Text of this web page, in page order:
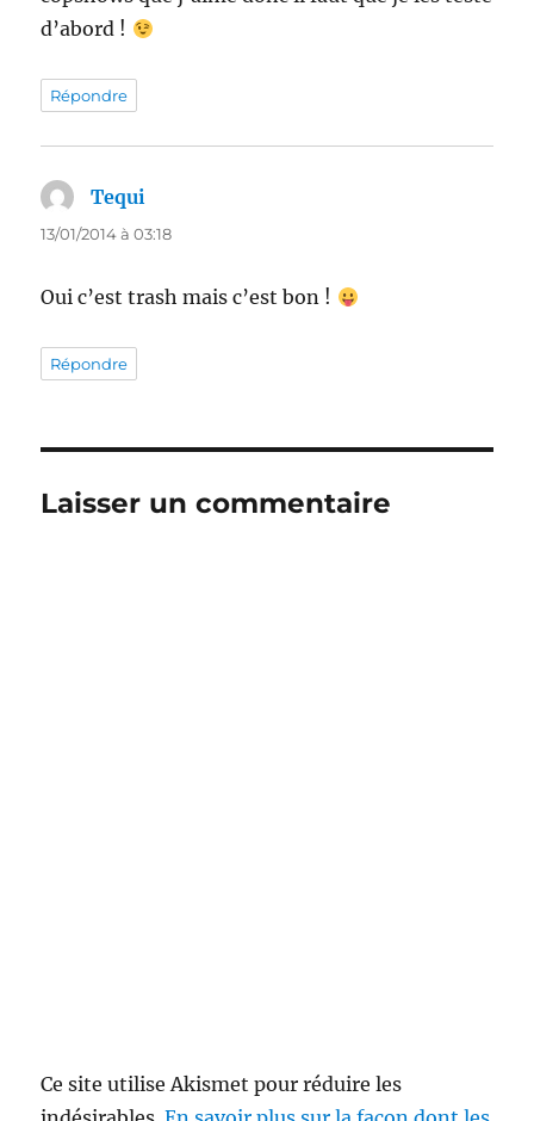
d’abord !
Répondre
Tequi
13/01/2014 à 03:18
Oui c’est trash mais c’est bon !
Répondre
Laisser un commentaire
Ce site utilise Akismet pour réduire les